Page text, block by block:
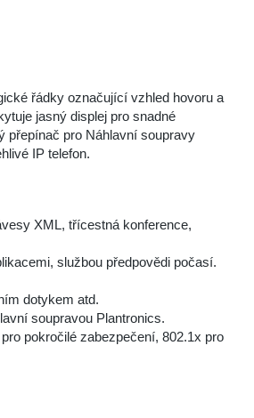
řádky označující vzhled hovoru a
jasný displej pro snadné
přepínač pro Náhlavní soupravy
IP telefon.
XML, třícestná konference,
službou předpovědi počasí.
dotykem atd.
soupravou Plantronics.
pokročilé zabezpečení, 802.1x pro